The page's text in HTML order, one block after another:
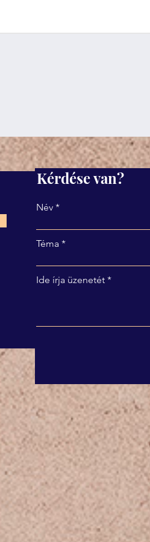
Kérdése van?
Név
Téma
Ide írja üzenetét